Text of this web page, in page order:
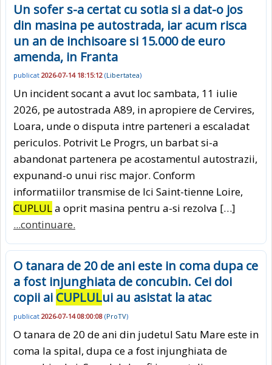
Un sofer s-a certat cu sotia si a dat-o jos
din masina pe autostrada, iar acum risca
un an de inchisoare si 15.000 de euro
amenda, in Franta
publicat 2026-07-14 18:15:12 (Libertatea)
Un incident socant a avut loc sambata, 11 iulie
2026, pe autostrada A89, in apropiere de Cervires,
Loara, unde o disputa intre parteneri a escaladat
periculos. Potrivit Le Progrs, un barbat si-a
abandonat partenera pe acostamentul autostrazii,
expunand-o unui risc major. Conform
informatiilor transmise de Ici Saint-tienne Loire,
CUPLULa oprit masina pentru a-si rezolva […]
...continuare.
O tanara de 20 de ani este in coma dupa ce
a fost injunghiata de concubin. Cei doi
copii ai CUPLULui au asistat la atac
publicat 2026-07-14 08:00:08 (ProTV)
O tanara de 20 de ani din judetul Satu Mare este in
coma la spital, dupa ce a fost injunghiata de